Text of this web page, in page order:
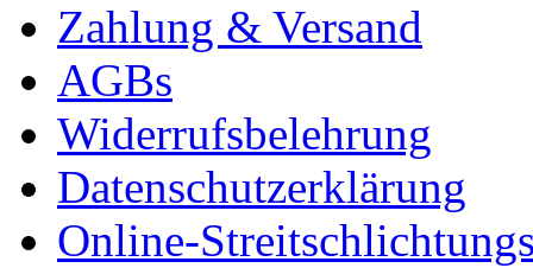
Zahlung & Versand
AGBs
Widerrufsbelehrung
Datenschutzerklärung
Online-